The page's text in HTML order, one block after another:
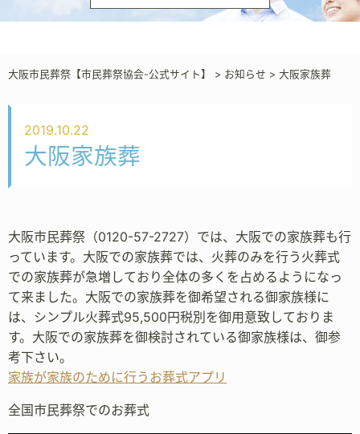
大阪市民葬祭【市民葬祭協会-公式サイト】 > お知らせ > 大阪家族葬
2019.10.22
大阪家族葬
大阪市民葬祭（0120-57-2727）では、大阪での家族葬も行
っています。大阪での家族葬では、火葬のみを行う火葬式
での家族葬が急増しており全体の多くを占めるようになっ
て来ました。大阪での家族葬を御希望される御家族様に
は、シンプル火葬式95,500円税別を御用意致しておりま
す。大阪での家族葬を御検討されている御家族様は、御参
考下さい。
家族が家族のために行うお葬式アプリ
全国市民葬祭でのお葬式